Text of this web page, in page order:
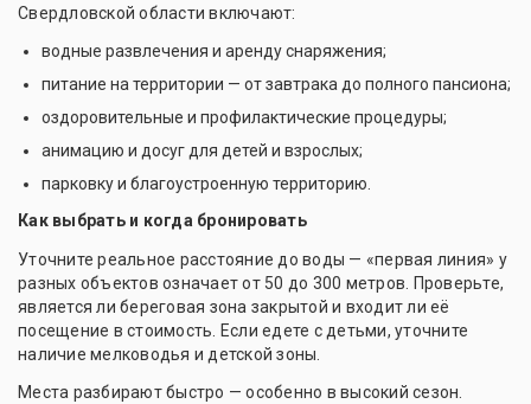
Свердловской области включают:
водные развлечения и аренду снаряжения;
питание на территории — от завтрака до полного пансиона;
оздоровительные и профилактические процедуры;
анимацию и досуг для детей и взрослых;
парковку и благоустроенную территорию.
Как выбрать и когда бронировать
Уточните реальное расстояние до воды — «первая линия» у
разных объектов означает от 50 до 300 метров. Проверьте,
является ли береговая зона закрытой и входит ли её
посещение в стоимость. Если едете с детьми, уточните
наличие мелководья и детской зоны.
Места разбирают быстро — особенно в высокий сезон.